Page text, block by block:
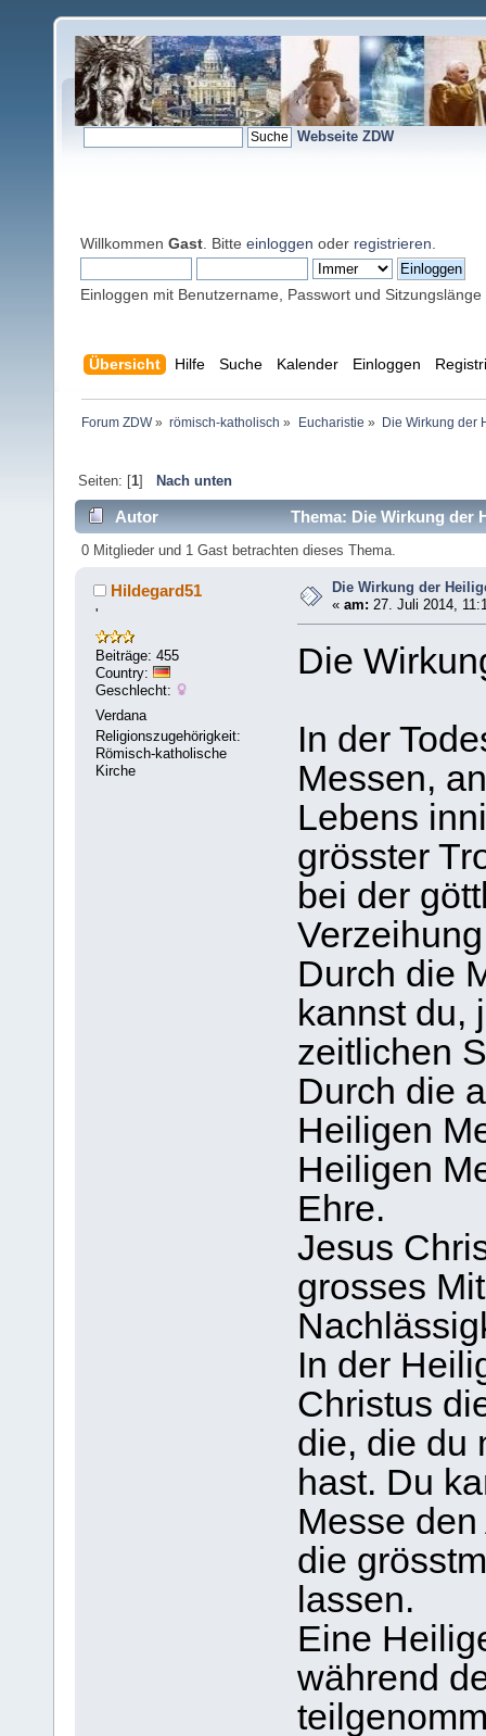
Webseite ZDW
Willkommen Gast . Bitte einloggen oder registrieren
Einloggen mit Benutzername, Passwort und Sitzungslänge
Übersicht Hilfe Suche Kalender Einloggen
Forum ZDW» römisch-katholisch » Eucharistie » Die Wirkung der
Seiten: [1] Nach unten
Autor Thema: Die Wirkung der
0 Mitglieder und 1 Gast betrachten dieses Thema.
Hildegard51
'
Beiträge: 455
Country:
Geschlecht:
Verdana
Religionszugehörigkeit:
Römisch-katholische
Kirche
Die Wirkung der
«am: 27. Juli 2014,
Die
In der
Messen,
Lebens
grösster
bei der
Durch die
kannst du,
zeitlichen
Durch die
Heiligen
Heiligen
Ehre.
Jesus
grosses
In der
Christus
die, die du
hast. Du
Messe
die
lassen.
Eine
während